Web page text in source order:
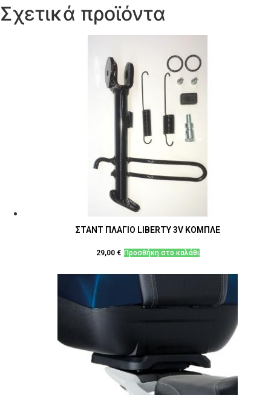
Σχετικά προϊόντα
ΣΤΑΝΤ ΠΛΑΓΙΟ LIBERTY 3V ΚΟΜΠΛΕ
29,00 € Προσθήκη στο καλάθι